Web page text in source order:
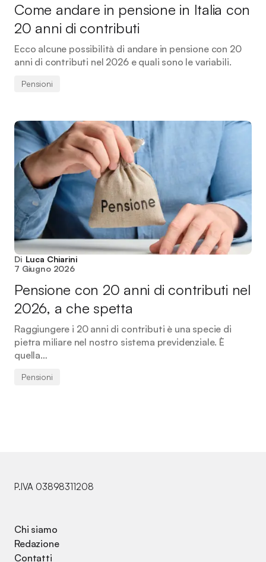
Come andare in pensione in Italia con
20 anni di contributi
Ecco alcune possibilità di andare in pensione con 20
anni di contributi nel 2026 e quali sono le variabili.
Pensioni
Di Luca Chiarini
7 Giugno 2026
Pensione con 20 anni di contributi nel
2026, a che spetta
Raggiungere i 20 anni di contributi è una specie di
pietra miliare nel nostro sistema previdenziale. È
quella…
Pensioni
P.IVA 03898311208
Chi siamo
Redazione
Contatti